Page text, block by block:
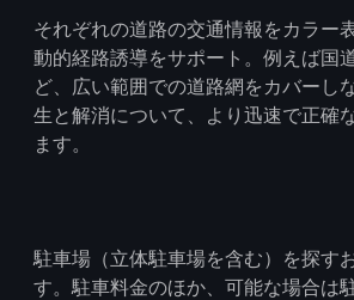
それぞれの道路の交通情報をカラー
動的経路誘導をサポート。例えば国
ど、広い範囲での道路網をカバーし
生と解消について、より迅速で正確
ます。
駐車場（立体駐車場を含む）を探す
す。駐車料金のほか、可能な場合は